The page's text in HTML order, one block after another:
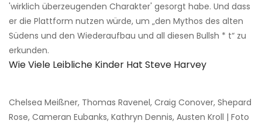
'wirklich überzeugenden Charakter' gesorgt habe. Und dass
er die Plattform nutzen würde, um „den Mythos des alten
Südens und den Wiederaufbau und all diesen Bullsh * t“ zu
erkunden.
Wie Viele Leibliche Kinder Hat Steve Harvey
Chelsea Meißner, Thomas Ravenel, Craig Conover, Shepard
Rose, Cameran Eubanks, Kathryn Dennis, Austen Kroll | Foto